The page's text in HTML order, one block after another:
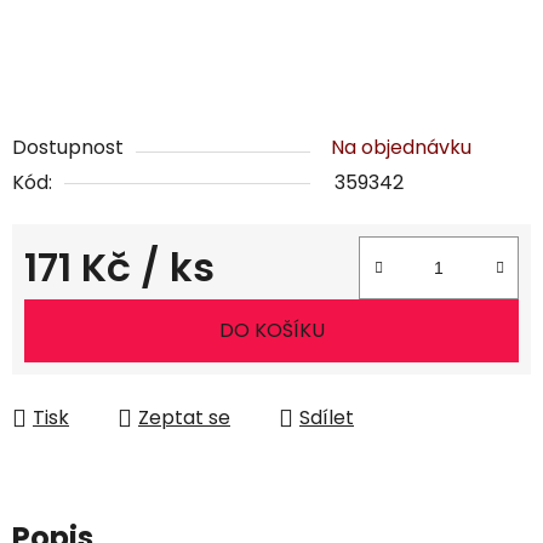
Dostupnost
Na objednávku
Kód:
359342
171 Kč / ks
Měrná cena:
DO KOŠÍKU
Tisk Zeptat se Sdílet